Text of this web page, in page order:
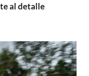
al detalle